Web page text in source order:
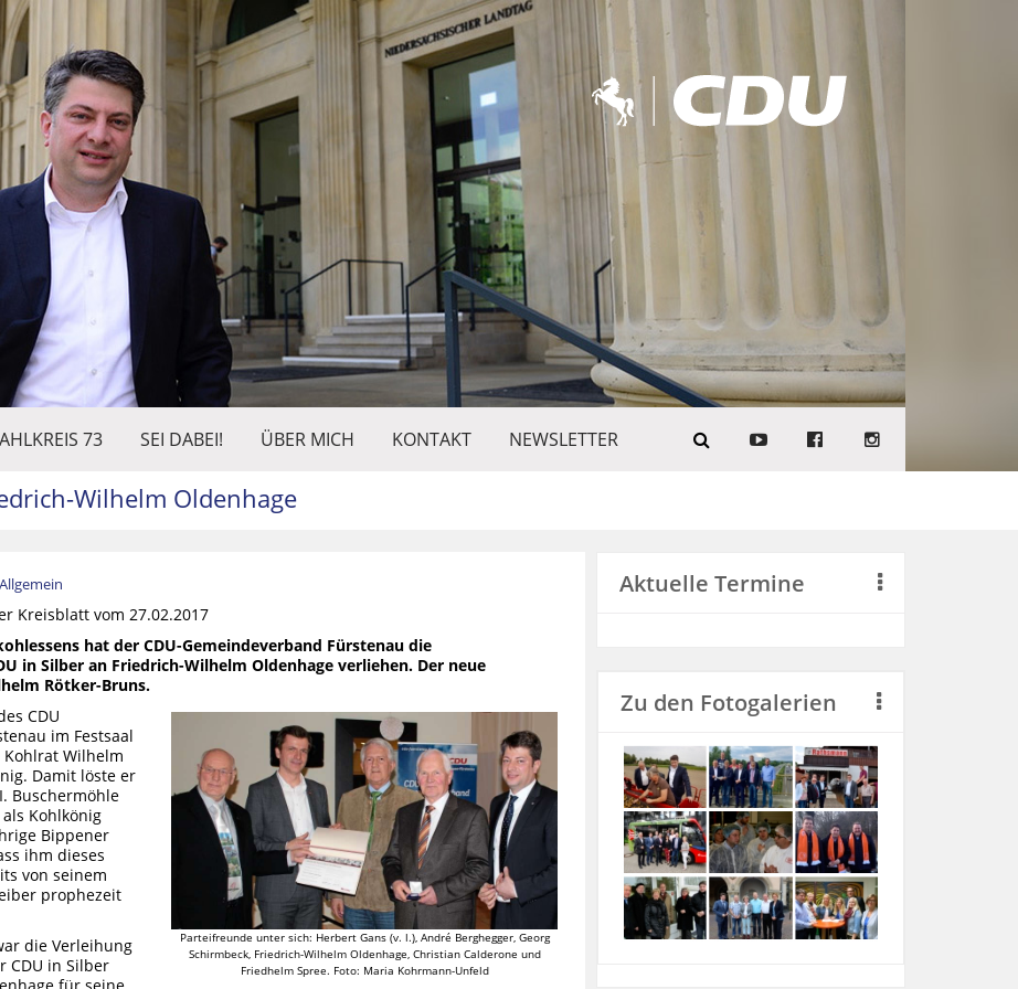
73 SEI DABEI! ÜBER MICH KONTAKT NEWSLETTER
Wilhelm Oldenhage
Allgemein
Kreisblatt vom 27.02.2017
hat der CDU-Gemeindeverband Fürstenau die
in Silber an Friedrich-Wilhelm Oldenhage verliehen. Der neue
Rötker-Bruns.
Parteifreunde unter sich: Herbert Gans (v. l.), André Berghegger, Georg
Schirmbeck, Friedrich-Wilhelm Oldenhage, Christian Calderone und
Friedhelm Spree. Foto: Maria Kohrmann-Unfeld
CDU
im Festsaal
Wilhelm
Damit löste er
Buschermöhle
Kohlkönig
Bippener
ihm dieses
von seinem
prophezeit
die Verleihung
CDU in Silber
Aktuelle Termine
Zu den Fotogalerien